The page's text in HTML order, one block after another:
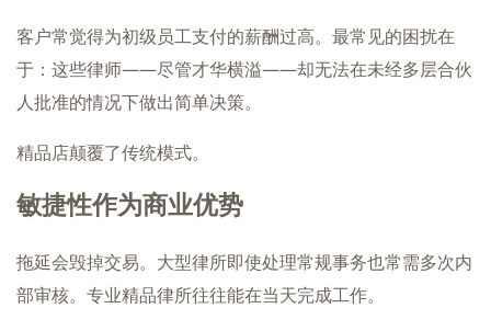
客户常觉得为初级员工支付的薪酬过高。最常见的困扰在
于：这些律师——尽管才华横溢——却无法在未经多层合伙
人批准的情况下做出简单决策。
精品店颠覆了传统模式。
敏捷性作为商业优势
拖延会毁掉交易。大型律所即使处理常规事务也常需多次内
部审核。专业精品律所往往能在当天完成工作。